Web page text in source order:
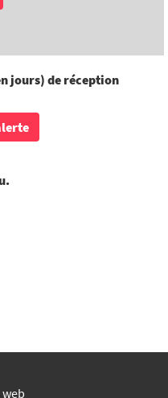
jours) de réception
web